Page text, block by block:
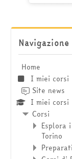
Navigazione
Home
I miei corsi
Site news
I miei corsi
Corsi
Esplora
Torino